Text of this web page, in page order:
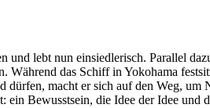
lebt nun einsiedlerisch. Parallel
das Schiff in Yokohama
macht er sich auf den Weg, um
Bewusstsein, die Idee der Idee und